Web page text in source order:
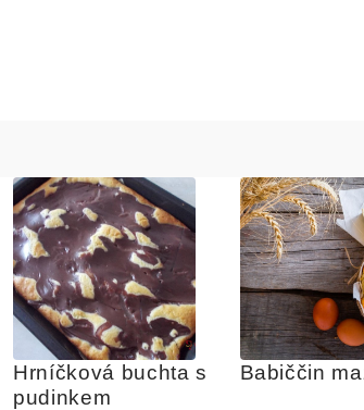
Hrníčková buchta s
pudinkem
Babiččin